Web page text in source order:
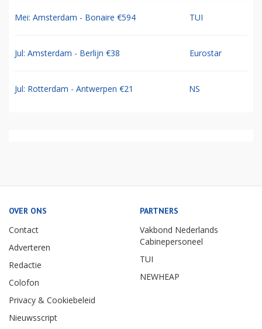
Mei: Amsterdam - Bonaire €594 TUI
Jul: Amsterdam - Berlijn €38 Eurostar
Jul: Rotterdam - Antwerpen €21 NS
OVER ONS
Contact
Adverteren
Redactie
Colofon
Privacy & Cookiebeleid
Nieuwsscript
PARTNERS
Vakbond Nederlands
Cabinepersoneel
TUI
NEWHEAP